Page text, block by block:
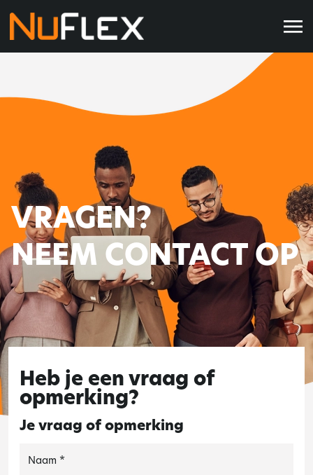
VRAGEN?
NEEM CONTACT OP
Heb je een vraag of
opmerking?
Je vraag of opmerking